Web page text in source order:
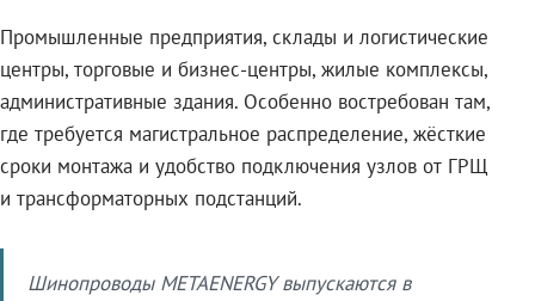
Промышленные предприятия, склады и логистические
центры, торговые и бизнес-центры, жилые комплексы,
административные здания. Особенно востребован там,
где требуется магистральное распределение, жёсткие
сроки монтажа и удобство подключения узлов от ГРЩ
и трансформаторных подстанций.
Шинопроводы METAENERGY выпускаются в